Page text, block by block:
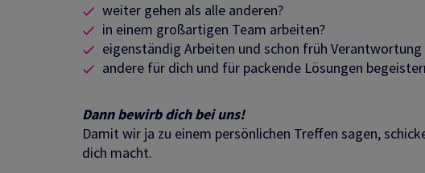
weiter gehen als alle anderen?
in einem großartigen Team arbeiten?
eigenständig Arbeiten und schon früh Verantwortung
andere für dich und für packende Lösungen
Dann bewirb dich bei uns!
Damit wir ja zu einem persönlichen Treffen sagen,
dich macht.